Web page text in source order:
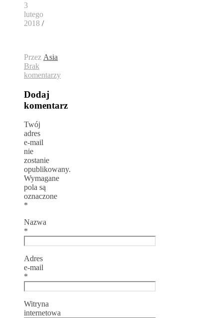
3
lutego
2018 /
Przez Asia
Brak
komentarzy
Dodaj
komentarz
Twój
adres
e-mail
nie
zostanie
opublikowany.
Wymagane
pola są
oznaczone
*
Nazwa
*
Adres
e-mail
*
Witryna
internetowa